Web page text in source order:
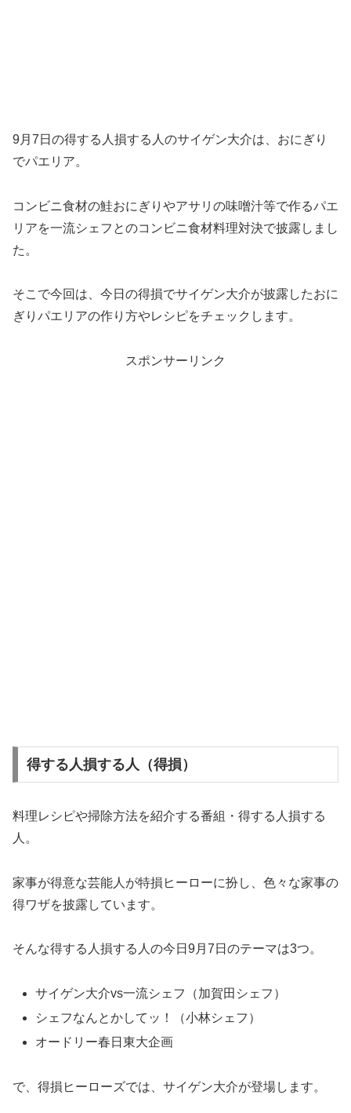
9月7日の得する人損する人のサイゲン大介は、おにぎり
でパエリア。
コンビニ食材の鮭おにぎりやアサリの味噌汁等で作るパエ
リアを一流シェフとのコンビニ食材料理対決で披露しまし
た。
そこで今回は、今日の得損でサイゲン大介が披露したおに
ぎりパエリアの作り方やレシピをチェックします。
スポンサーリンク
得する人損する人（得損）
料理レシピや掃除方法を紹介する番組・得する人損する
人。
家事が得意な芸能人が特損ヒーローに扮し、色々な家事の
得ワザを披露しています。
そんな得する人損する人の今日9月7日のテーマは3つ。
サイゲン大介vs一流シェフ（加賀田シェフ）
シェフなんとかしてッ！（小林シェフ）
オードリー春日東大企画
で、得損ヒーローズでは、サイゲン大介が登場します。